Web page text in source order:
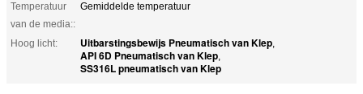
Temperatuur
van de media::
Gemiddelde temperatuur
Hoog licht: Uitbarstingsbewijs Pneumatisch van Klep,
API 6D Pneumatisch van Klep,
SS316L pneumatisch van Klep